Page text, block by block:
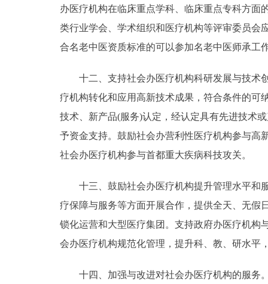
办医疗机构在临床重点学科、临床重点专科方面
类行业学会、学术组织和医疗机构等评审委员会
合名老中医资质标准的可以参加名老中医师承工
十二、支持社会办医疗机构科研发展与技术创
疗机构转化和应用高新技术成果，符合条件的可
技术、新产品(服务)认定，经认定具有先进技术
予资金支持。鼓励社会办营利性医疗机构参与高
社会办医疗机构参与首都重大疾病科技攻关。
十三、鼓励社会办医疗机构提升管理水平和服
疗保障与服务等方面开展合作，提供全天、无假
锁化运营和大型医疗集团。支持政府办医疗机构
会办医疗机构规范化管理，提升科、教、研水平
十四、加强与改进对社会办医疗机构的服务。